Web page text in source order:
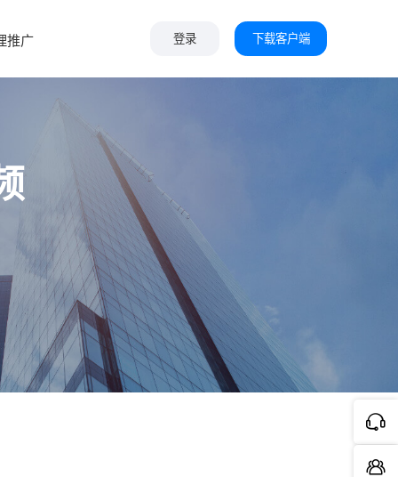
推广 登录 下载客户端